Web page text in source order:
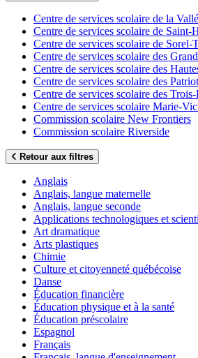
Centre de services scolaire de la
Centre de services scolaire de Saint-
Centre de services scolaire de Sorel-
Centre de services scolaire des
Centre de services scolaire des
Centre de services scolaire des
Centre de services scolaire des
Centre de services scolaire Marie-
Commission scolaire New Frontiers
Commission scolaire Riverside
Retour aux filtres
Anglais
Anglais, langue maternelle
Anglais, langue seconde
Applications technologiques et
Art dramatique
Arts plastiques
Chimie
Culture et citoyenneté québécoise
Danse
Éducation financière
Éducation physique et à la santé
Éducation préscolaire
Espagnol
Français